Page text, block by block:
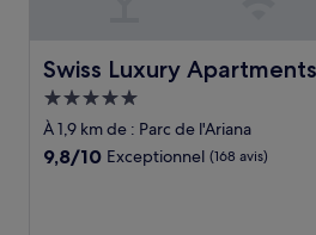
Swiss Luxury
Swiss Luxury Apartments
Hébergement
5.0 étoiles
À 1,9 km de : Parc de l'Ariana
9.8
9,8/10 Exceptionnel (168 avis)